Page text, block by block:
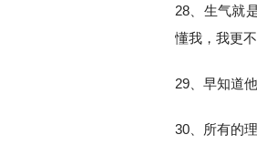
28、生气就
懂我，我更
29、早知道
30、所有的